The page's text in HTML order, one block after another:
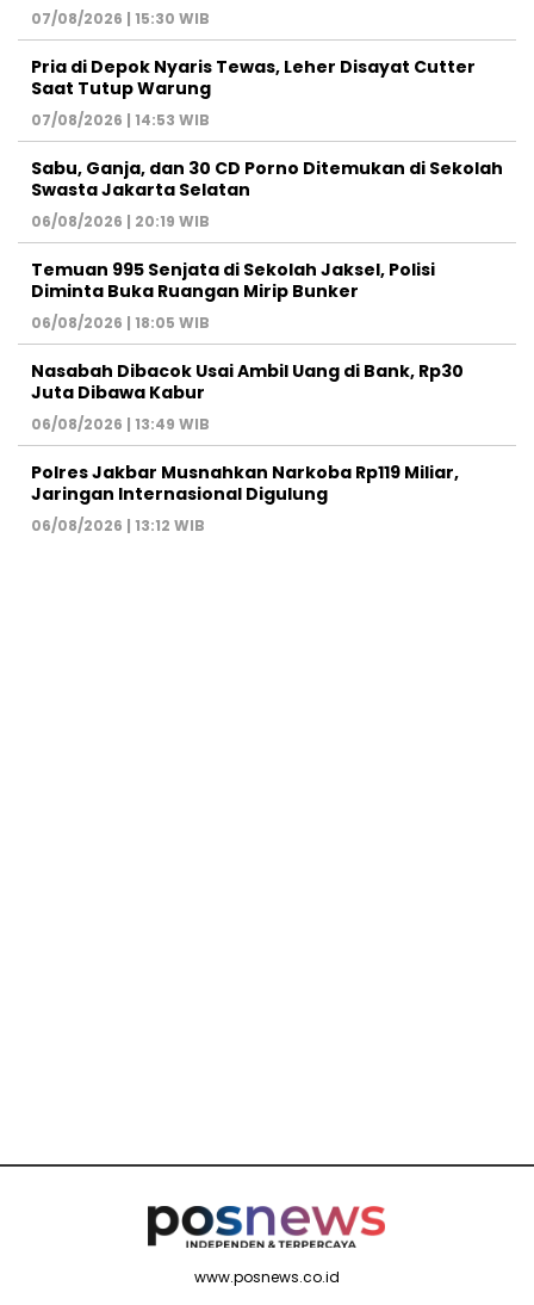
07/08/2026 | 15:30 WIB
Pria di Depok Nyaris Tewas, Leher Disayat Cutter
Saat Tutup Warung
07/08/2026 | 14:53 WIB
Sabu, Ganja, dan 30 CD Porno Ditemukan di Sekolah
Swasta Jakarta Selatan
06/08/2026 | 20:19 WIB
Temuan 995 Senjata di Sekolah Jaksel, Polisi
Diminta Buka Ruangan Mirip Bunker
06/08/2026 | 18:05 WIB
Nasabah Dibacok Usai Ambil Uang di Bank, Rp30
Juta Dibawa Kabur
06/08/2026 | 13:49 WIB
Polres Jakbar Musnahkan Narkoba Rp119 Miliar,
Jaringan Internasional Digulung
06/08/2026 | 13:12 WIB
www.posnews.co.id